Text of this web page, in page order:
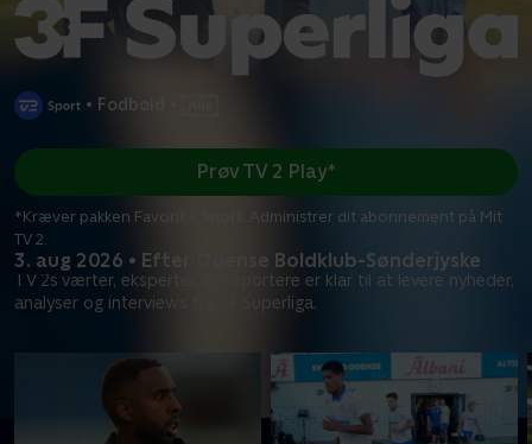
• Fodbold
3. aug 2026 • Efter Odense Boldklub-Sønderjyske
TV 2s værter, eksperter og reportere er klar til at levere nyheder,
analyser og interviews fra 3F Superliga.
Prøv TV 2 Play*
*Kræver pakken Favorit + Sport. Administrer dit abonnement på Mit
TV 2.